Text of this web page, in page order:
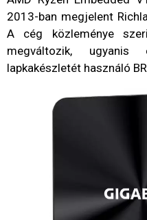
2013-ban megjelent
A cég közleménye
megváltozik,
lapkakészletét használó